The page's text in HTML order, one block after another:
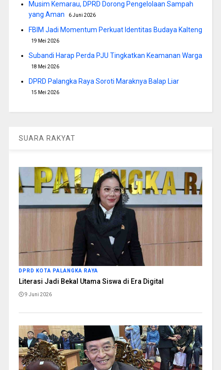
Musim Kemarau, DPRD Dorong Pengelolaan Sampah
yang Aman
6 Juni 2026
FBIM Jadi Momentum Perkuat Identitas Budaya Kalteng
19 Mei 2026
Subandi Harap Perda PJU Tingkatkan Keamanan Warga
18 Mei 2026
DPRD Palangka Raya Soroti Maraknya Balap Liar
15 Mei 2026
SUARA RAKYAT
DPRD KOTA PALANGKA RAYA
Literasi Jadi Bekal Utama Siswa di Era Digital
9 Juni 2026